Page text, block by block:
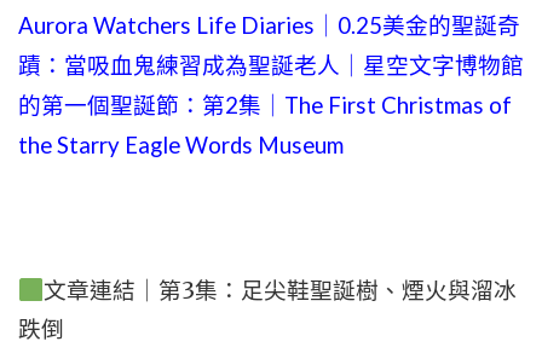
Aurora Watchers Life Diaries｜0.25美金的聖誕奇
蹟：當吸血鬼練習成為聖誕老人｜星空文字博物館
的第一個聖誕節：第2集｜The First Christmas of
the Starry Eagle Words Museum
文章連結｜第3集：足尖鞋聖誕樹、煙火與溜冰
跌倒